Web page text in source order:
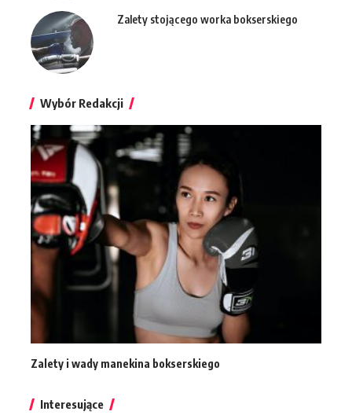
Zalety stojącego worka bokserskiego
Wybór Redakcji
Zalety i wady manekina bokserskiego
Interesujące